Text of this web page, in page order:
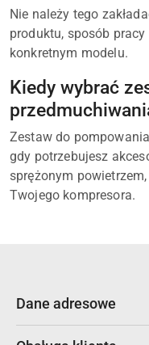
Nie należy tego
produktu, sposób
konkretnym modelu.
Kiedy wybrać
Zestaw do
gdy potrzebujesz
sprężonym
Twojego kompresora.
Dane adresowe